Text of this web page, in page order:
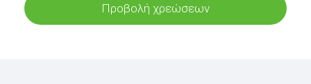
Προβολή χρεώσεων